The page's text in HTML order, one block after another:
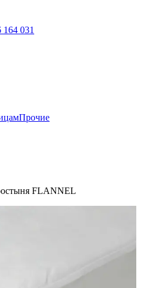
164 031
Прочие
FLANNEL